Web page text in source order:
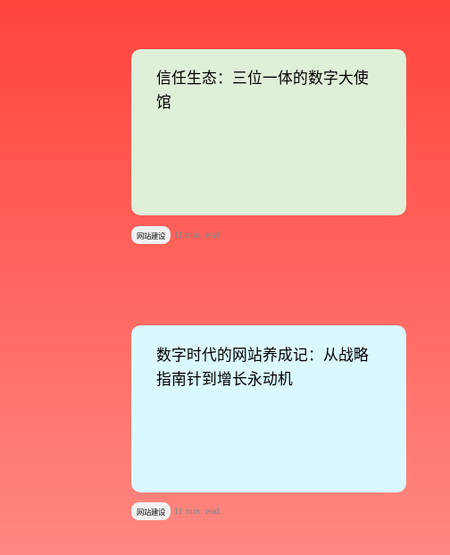
Think.
Action.
信任生态：三位一体的数字大使
馆
信任生态：三位一体的数字大使
馆
网站建设 11 min. read
​数字时代的网站养成记：从战略
指南针到增长永动机
​数字时代的网站养成记：从战略
指南针到增长永动机
网站建设 11 min. read